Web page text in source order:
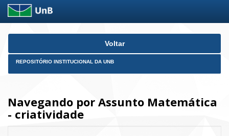
Skip
Voltar
REPOSITÓRIO INSTITUCIONAL DA UNB
Navegando por Assunto Matemática
- criatividade